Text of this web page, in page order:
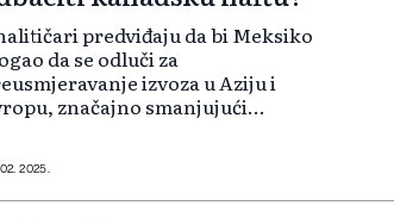
predviđaju da bi Meksiko
da se odluči za
izvoza u Aziju i
značajno smanjujući
cijenu tarifa, zahvaljujući
zamjenj...
2025.